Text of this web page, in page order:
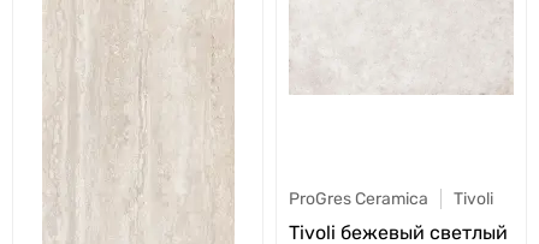
ProGres Ceramica Tivoli
Tivoli бежевый светлый